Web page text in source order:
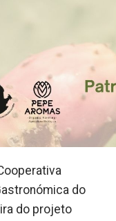
do
do projeto